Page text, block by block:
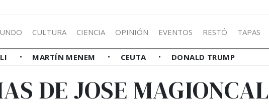
CULTURA CIENCIA OPINIÓN EVENTOS RESTÓ TAPAS
MARTÍN MENEM CEUTA DONALD TRUMP
DE JOSE